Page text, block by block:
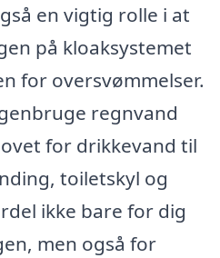
en vigtig rolle i at
på kloaksystemet
for oversvømmelser.
regnvand
for drikkevand til
toiletskyl og
ikke bare for dig
men også for